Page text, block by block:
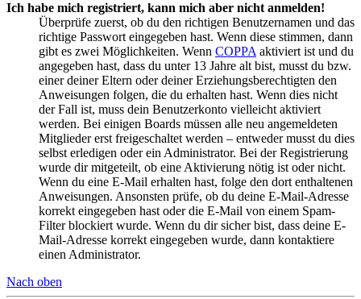
Ich habe mich registriert, kann mich aber nicht anmelden!
Überprüfe zuerst, ob du den richtigen Benutzernamen und das
richtige Passwort eingegeben hast. Wenn diese stimmen, dann
gibt es zwei Möglichkeiten. Wenn COPPA aktiviert ist und du
angegeben hast, dass du unter 13 Jahre alt bist, musst du bzw.
einer deiner Eltern oder deiner Erziehungsberechtigten den
Anweisungen folgen, die du erhalten hast. Wenn dies nicht
der Fall ist, muss dein Benutzerkonto vielleicht aktiviert
werden. Bei einigen Boards müssen alle neu angemeldeten
Mitglieder erst freigeschaltet werden – entweder musst du dies
selbst erledigen oder ein Administrator. Bei der Registrierung
wurde dir mitgeteilt, ob eine Aktivierung nötig ist oder nicht.
Wenn du eine E-Mail erhalten hast, folge den dort enthaltenen
Anweisungen. Ansonsten prüfe, ob du deine E-Mail-Adresse
korrekt eingegeben hast oder die E-Mail von einem Spam-
Filter blockiert wurde. Wenn du dir sicher bist, dass deine E-
Mail-Adresse korrekt eingegeben wurde, dann kontaktiere
einen Administrator.
Nach oben